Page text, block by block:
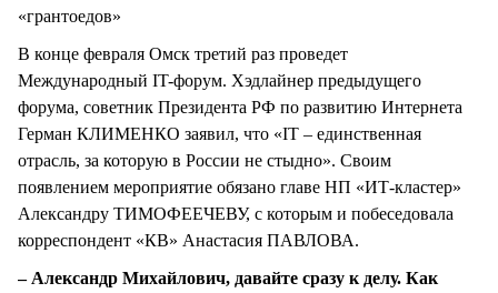
«грантоедов»
В конце февраля Омск третий раз проведет
Международный IT-форум. Хэдлайнер предыдущего
форума, советник Президента РФ по развитию Интернета
Герман КЛИМЕНКО заявил, что «IT – единственная
отрасль, за которую в России не стыдно». Своим
появлением мероприятие обязано главе НП «ИТ-кластер»
Александру ТИМОФЕЕЧЕВУ, с которым и побеседовала
корреспондент «КВ» Анастасия ПАВЛОВА.
– Александр Михайлович, давайте сразу к делу. Как